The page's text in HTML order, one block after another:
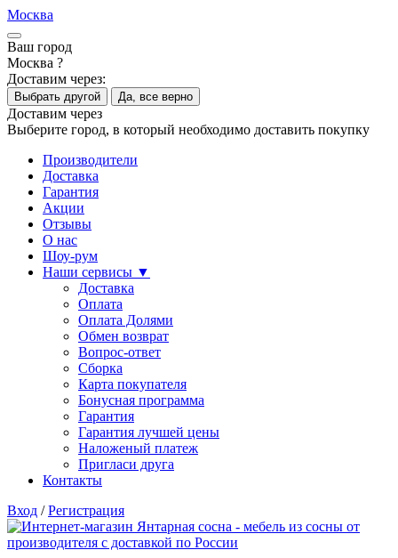
Москва
Ваш город
Москва ?
Доставим через:
Выбрать другой Да, все верно
Доставим через
Выберите город, в который необходимо доставить покупку
Производители
Доставка
Гарантия
Акции
Отзывы
О нас
Шоу-рум
Наши сервисы ▼
Доставка
Оплата
Оплата Долями
Обмен возврат
Вопрос-ответ
Сборка
Карта покупателя
Бонусная программа
Гарантия
Гарантия лучшей цены
Наложеный платеж
Пригласи друга
Контакты
Вход / Регистрация